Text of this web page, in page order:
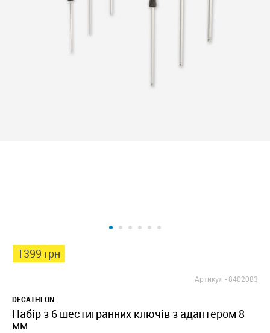
1399 грн
Артикул -8402083
DECATHLON
Набір з 6 шестигранних ключів з адаптером 8
мм